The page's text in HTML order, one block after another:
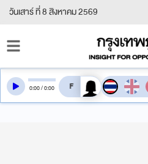
วันเสาร์ ที่ 8 สิงหาคม 2569
0:00/0:00 สลับเสียงอ่าน